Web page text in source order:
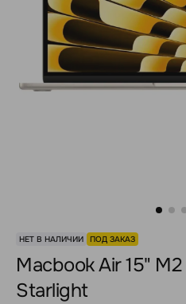
НЕТ В НАЛИЧИИ ПОД ЗАКАЗ
Macbook Air 15"
Starlight